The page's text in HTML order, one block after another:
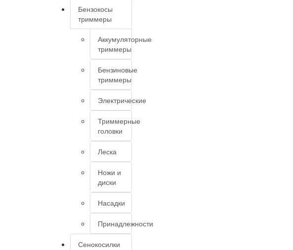
Бензокосы
триммеры
Аккумуляторные
триммеры
Бензиновые
триммеры
Электрические
Триммерные
головки
Леска
Ножи и
диски
Насадки
Принадлежности
Сенокосилки